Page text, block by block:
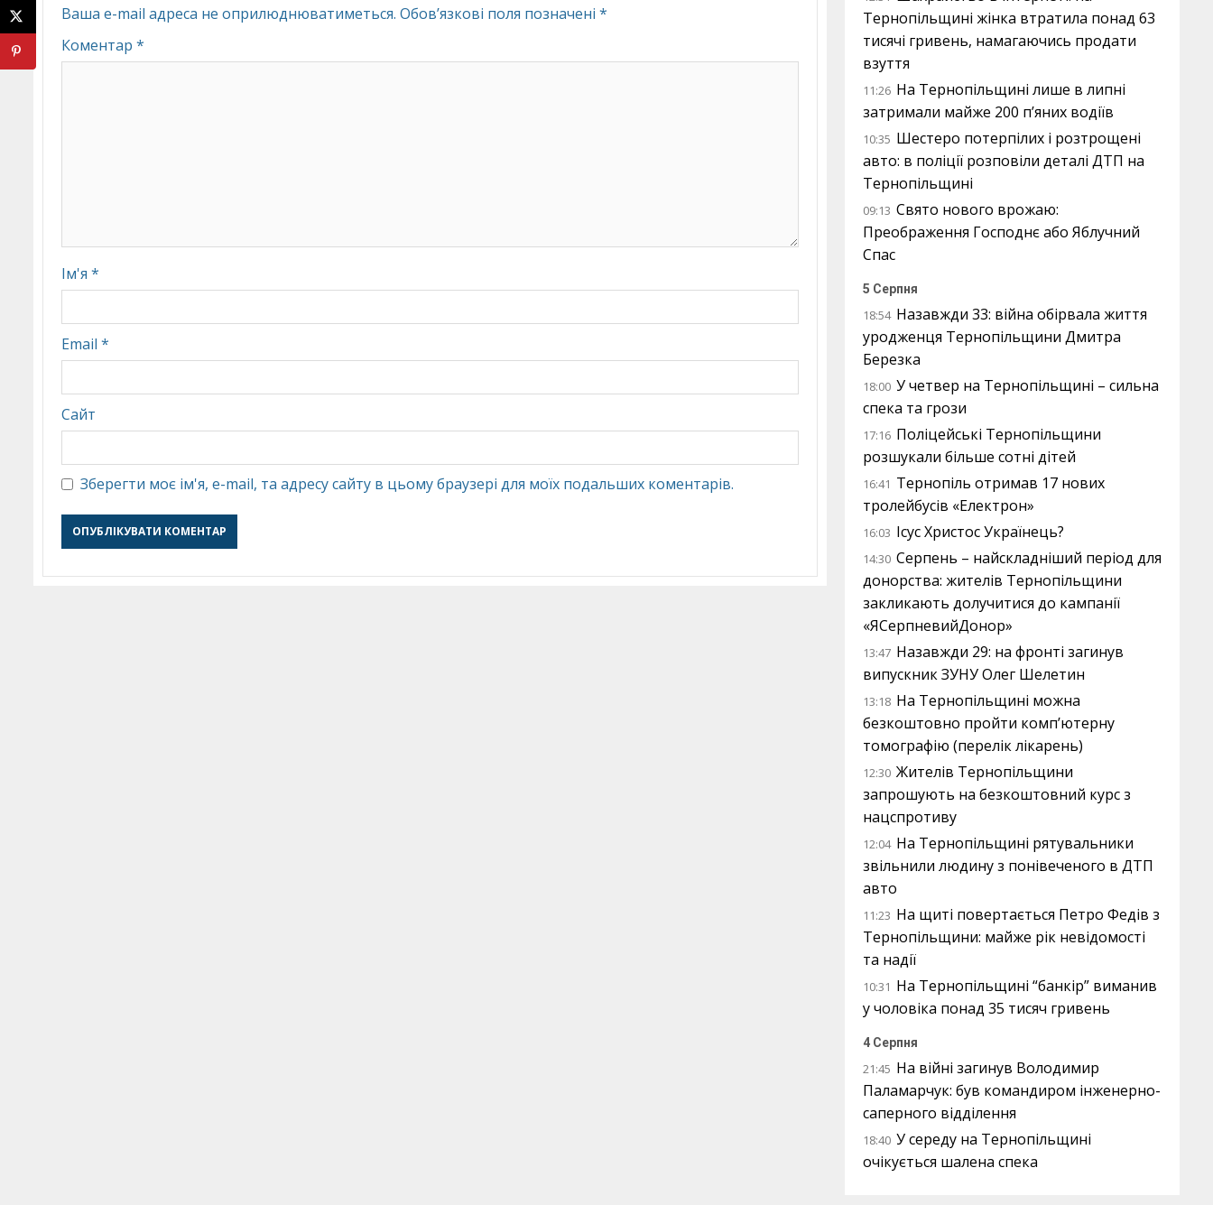
Ваша e-mail адреса не оприлюднюватиметься. Обов’язкові поля позначені *
Коментар *
Ім'я *
Email *
Сайт
Зберегти моє ім'я, e-mail, та адресу сайту в цьому браузері для моїх подальших коментарів.
Тернопільщині жінка втратила понад 63
тисячі гривень, намагаючись продати
взуття
11:26 На Тернопільщині лише в липні
затримали майже 200 п’яних водіїв
10:35 Шестеро потерпілих і розтрощені
авто: в поліції розповіли деталі ДТП на
Тернопільщині
09:13 Свято нового врожаю:
Преображення Господнє або Яблучний
Спас
5 Серпня
18:54 Назавжди 33: війна обірвала життя
уродженця Тернопільщини Дмитра
Березка
18:00 У четвер на Тернопільщині – сильна
спека та грози
17:16 Поліцейські Тернопільщини
розшукали більше сотні дітей
16:41 Тернопіль отримав 17 нових
тролейбусів «Електрон»
16:03 Ісус Христос Українець?
14:30 Серпень – найскладніший період для
донорства: жителів Тернопільщини
закликають долучитися до кампанії
«ЯСерпневийДонор»
13:47 Назавжди 29: на фронті загинув
випускник ЗУНУ Олег Шелетин
13:18 На Тернопільщині можна
безкоштовно пройти комп’ютерну
томографію (перелік лікарень)
12:30 Жителів Тернопільщини
запрошують на безкоштовний курс з
нацспротиву
12:04 На Тернопільщині рятувальники
звільнили людину з понівеченого в ДТП
авто
11:23 На щиті повертається Петро Федів з
Тернопільщини: майже рік невідомості
та надії
10:31 На Тернопільщині “банкір” виманив
у чоловіка понад 35 тисяч гривень
4 Серпня
21:45 На війні загинув Володимир
Паламарчук: був командиром інженерно-
саперного відділення
18:40 У середу на Тернопільщині
очікується шалена спека